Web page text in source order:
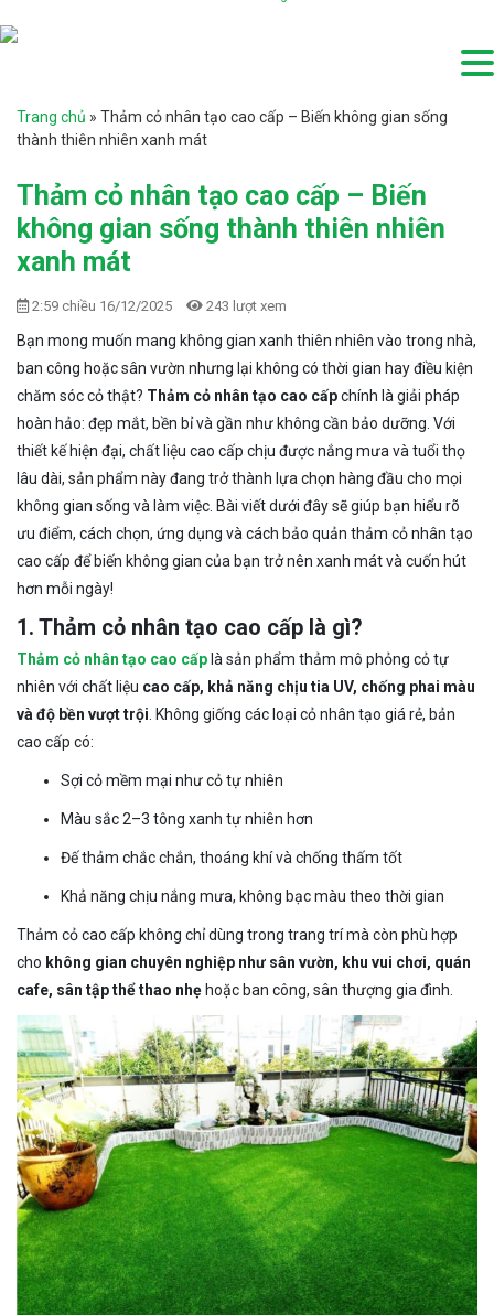
Trang chủ » Thảm cỏ nhân tạo cao cấp – Biến không gian sống
thành thiên nhiên xanh mát
Thảm cỏ nhân tạo cao cấp – Biến
không gian sống thành thiên nhiên
xanh mát
2:59 chiều 16/12/2025 243 lượt xem
Bạn mong muốn mang không gian xanh thiên nhiên vào trong nhà,
ban công hoặc sân vườn nhưng lại không có thời gian hay điều kiện
chăm sóc cỏ thật? Thảm cỏ nhân tạo cao cấpchính là giải pháp
hoàn hảo: đẹp mắt, bền bỉ và gần như không cần bảo dưỡng. Với
thiết kế hiện đại, chất liệu cao cấp chịu được nắng mưa và tuổi thọ
lâu dài, sản phẩm này đang trở thành lựa chọn hàng đầu cho mọi
không gian sống và làm việc. Bài viết dưới đây sẽ giúp bạn hiểu rõ
ưu điểm, cách chọn, ứng dụng và cách bảo quản thảm cỏ nhân tạo
cao cấp để biến không gian của bạn trở nên xanh mát và cuốn hút
hơn mỗi ngày!
1. Thảm cỏ nhân tạo cao cấp là gì?
Thảm cỏ nhân tạo cao cấp là sản phẩm thảm mô phỏng cỏ tự
nhiên với chất liệu cao cấp, khả năng chịu tia UV, chống phai màu
và độ bền vượt trội . Không giống các loại cỏ nhân tạo giá rẻ, bản
cao cấp có:
Sợi cỏ mềm mại như cỏ tự nhiên
Màu sắc 2–3 tông xanh tự nhiên hơn
Đế thảm chắc chắn, thoáng khí và chống thấm tốt
Khả năng chịu nắng mưa, không bạc màu theo thời gian
Thảm cỏ cao cấp không chỉ dùng trong trang trí mà còn phù hợp
cho không gian chuyên nghiệp như sân vườn, khu vui chơi, quán
cafe, sân tập thể thao nhẹ hoặc ban công, sân thượng gia đình.